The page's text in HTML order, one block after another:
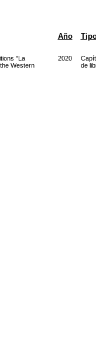
Año
"La
Western
2020
de